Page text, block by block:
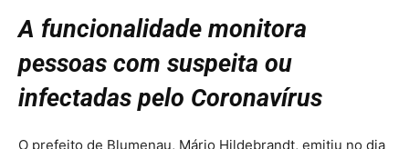
A funcionalidade monitora
pessoas com suspeita ou
infectadas pelo Coronavírus
O prefeito de Blumenau, Mário Hildebrandt, emitiu no dia